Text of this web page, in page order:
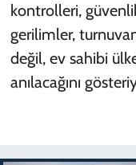
kontrolleri,
gerilimler,
değil, ev sahibi
anılacağını